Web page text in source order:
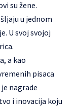
su žene.
u jednom
U svoj svojoj
a kao
pisaca
nagrade
i inovacija koju